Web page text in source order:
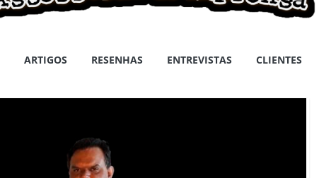
ARTIGOS RESENHAS ENTREVISTAS CLIENTES